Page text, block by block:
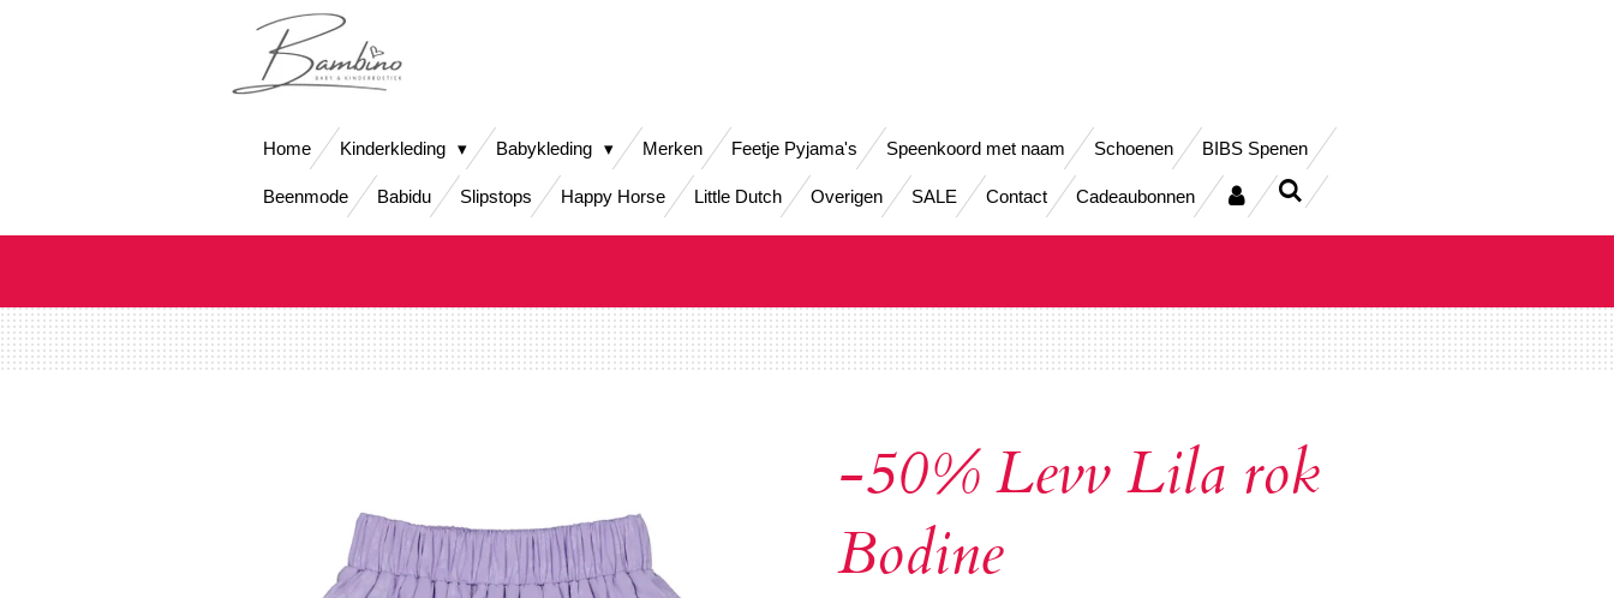
Home Kinderkleding Babykleding Merken Feetje Pyjama's Speenkoord met naam Schoenen BIBS Spenen
Beenmode Babidu Slipstops Happy Horse Little Dutch Overigen SALE Contact Cadeaubonnen
-50% Levv Lila rok
Bodine